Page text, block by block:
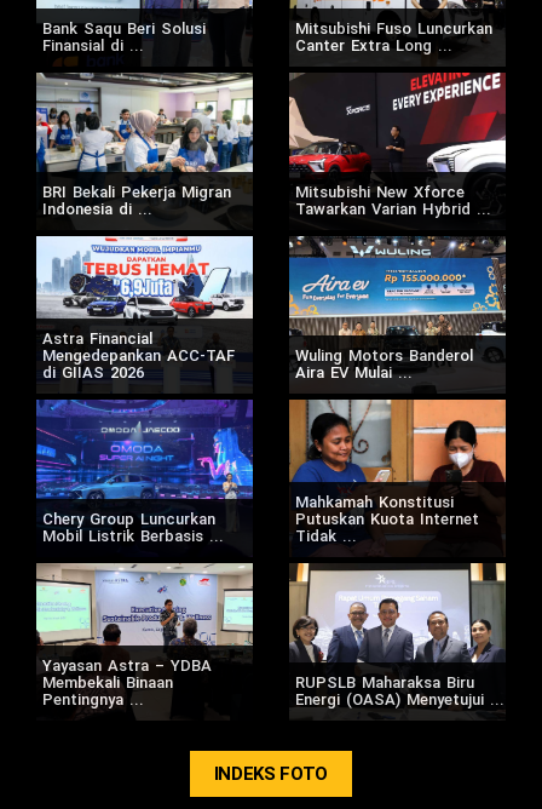
Bank Saqu Beri Solusi
Finansial di ...
Mitsubishi Fuso Luncurkan
Canter Extra Long ...
BRI Bekali Pekerja Migran
Indonesia di ...
Mitsubishi New Xforce
Tawarkan Varian Hybrid ...
Astra Financial
Mengedepankan ACC-TAF
di GIIAS 2026
Wuling Motors Banderol
Aira EV Mulai ...
Chery Group Luncurkan
Mobil Listrik Berbasis ...
Mahkamah Konstitusi
Putuskan Kuota Internet
Tidak ...
Yayasan Astra – YDBA
Membekali Binaan
Pentingnya ...
RUPSLB Maharaksa Biru
Energi (OASA) Menyetujui ...
INDEKS FOTO
© Kontan.co.id All rights reserved